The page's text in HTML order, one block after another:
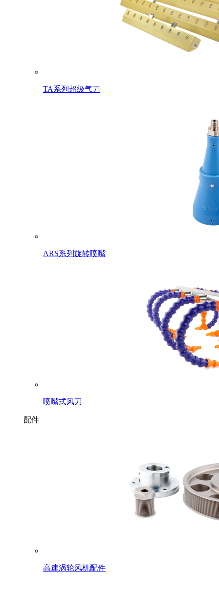
TA系列超级气刀
ARS系列旋转喷嘴
喷嘴式风刀
配件
高速涡轮风机配件